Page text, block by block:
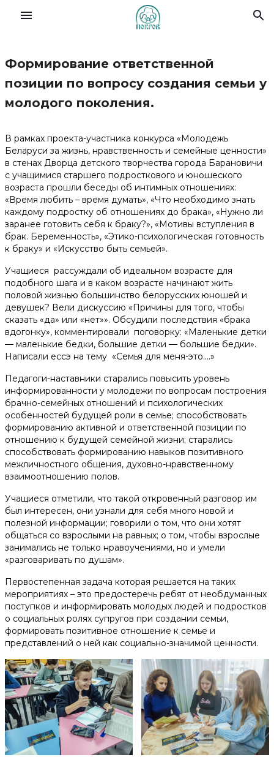
Славянский форум семей
О Фонде
Деятельность
Новости
Материалы
Помочь делом
Помочь деньгами
Телефоны доверия для будущих мам:
+375 44 770 80 20
Формирование ответственной
позиции по вопросу создания семьи у
молодого поколения.
В рамках проекта-участника конкурса «Молодежь
Беларуси за жизнь, нравственность и семейные ценности»
в стенах Дворца детского творчества города Барановичи
с учащимися старшего подросткового и юношеского
возраста прошли беседы об интимных отношениях:
«Время любить – время думать», «Что необходимо знать
каждому подростку об отношениях до брака», «Нужно ли
заранее готовить себя к браку?», «Мотивы вступления в
брак. Беременность», «Этико-психологическая готовность
к браку» и «Искусство быть семьей».
Учащиеся рассуждали об идеальном возрасте для
подобного шага и в каком возрасте начинают жить
половой жизнью большинство белорусских юношей и
девушек? Вели дискуссию «Причины для того, чтобы
сказать «да» или «нет»». Обсудили последствия «брака
вдогонку», комментировали поговорку: «Маленькие детки
— маленькие бедки, большие детки — большие бедки».
Написали ессэ на тему «Семья для меня-это….»
Педагоги-наставники старались повысить уровень
информированности у молодежи по вопросам построения
брачно-семейных отношений и психологических
особенностей будущей роли в семье; способствовать
формированию активной и ответственной позиции по
отношению к будущей семейной жизни; старались
способствовать формированию навыков позитивного
межличностного общения, духовно-нравственному
взаимоотношению полов.
Учащиеся отметили, что такой откровенный разговор им
был интересен, они узнали для себя много новой и
полезной информации; говорили о том, что они хотят
общаться со взрослыми на равных; о том, чтобы взрослые
занимались не только нравоучениями, но и умели
«разговаривать по душам».
Первостепенная задача которая решается на таких
мероприятиях – это предостеречь ребят от необдуманных
поступков и информировать молодых людей и подростков
о социальных ролях супругов при создании семьи,
формировать позитивное отношение к семье и
представлений о ней как социально-значимой ценности.